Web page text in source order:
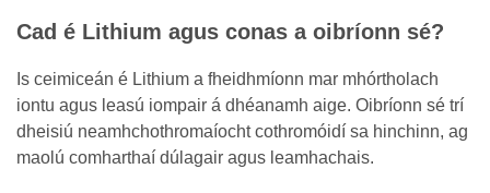
Cad é Lithium agus conas a oibríonn sé?
Is ceimiceán é Lithium a fheidhmíonn mar mhórtholach
iontu agus leasú iompair á dhéanamh aige. Oibríonn sé trí
dheisiú neamhchothromaíocht cothromóidí sa hinchinn, ag
maolú comharthaí dúlagair agus leamhachais.